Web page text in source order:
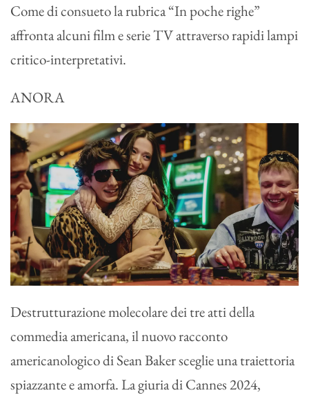
Come di consueto la rubrica “In poche righe”
affronta alcuni film e serie TV attraverso rapidi lampi
critico-interpretativi.
ANORA
Destrutturazione molecolare dei tre atti della
commedia americana, il nuovo racconto
americanologico di Sean Baker sceglie una traiettoria
spiazzante e amorfa. La giuria di Cannes 2024,